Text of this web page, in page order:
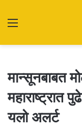
मान्सूनबाबत
महाराष्ट्रात
यलो अलर्ट